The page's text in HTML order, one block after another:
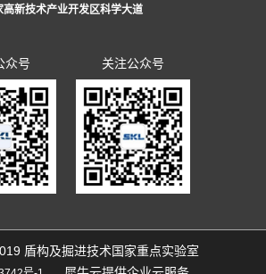
新技术产业开发区科学大道
众号 关注公众号
盾构及掘进技术国家重点实验室